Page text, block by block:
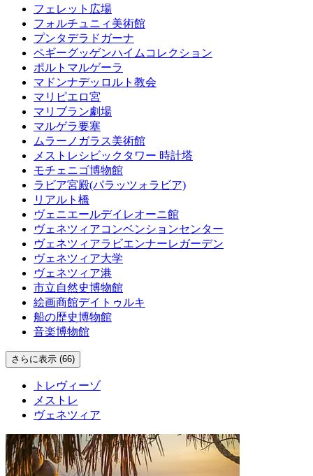
フェレット広場
フォルチュニィ美術館
プンタデラドガーナ
ペギーグッゲンハイムコレクション
ポルトマルゲーラ
マドンナデッロルト教会
マリピエロ宮
マリブラン劇場
マルゲラ要塞
ムラーノガラス美術館
メストレシビックタワー 時計塔
モチェニゴ博物館
ラビア宮殿(パラッツォラビア)
リアルト橋
ヴェニエールデイレオーニ館
ヴェネツィアコンベンションセンター
ヴェネツィアラビエンナーレガーデン
ヴェネツィア大学
ヴェネツィア港
市立自然史博物館
絵画商館デイトゥルキ
船の歴史博物館
音楽博物館
さらに表示 (66)
トレヴィーゾ
メストレ
ヴェネツィア